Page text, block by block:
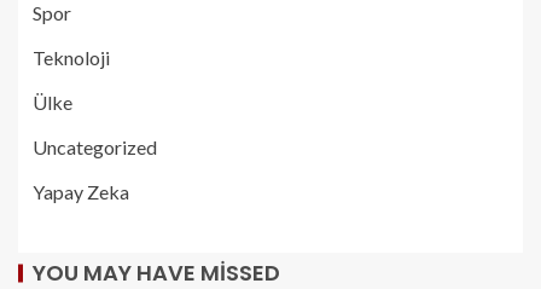
Spor
Teknoloji
Ülke
Uncategorized
Yapay Zeka
YOU MAY HAVE MISSED